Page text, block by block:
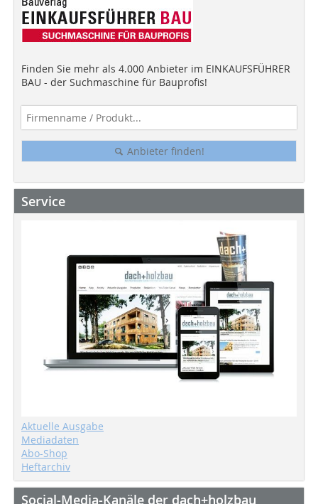
Finden Sie mehr als 4.000 Anbieter im EINKAUFSFÜHRER
BAU - der Suchmaschine für Bauprofis!
Anbieter finden!
Service
Aktuelle Ausgabe
Mediadaten
Abo-Shop
Heftarchiv
Social-Media-Kanäle der dach+holzbau